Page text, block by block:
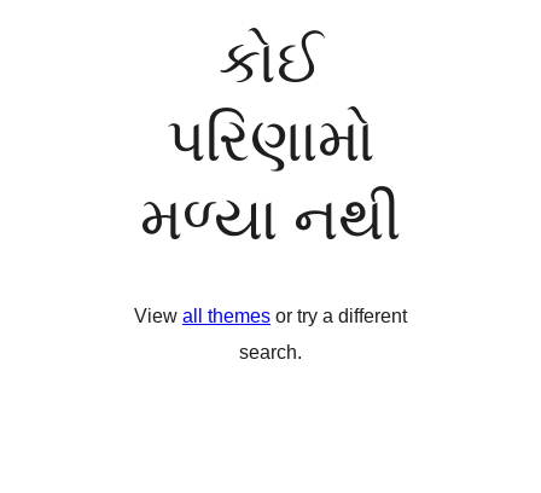
કોઈ
પરિણામો
મળ્યા નથી
View all themes or try a different
search.